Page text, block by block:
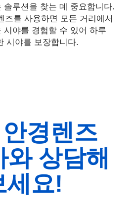
솔루션을 찾는 데 중요합니다.
즈를 사용하면 모든 거리에서
시야를 경험할 수 있어 하루
시야를 보장합니다.
경렌즈
와 상담해
세요!